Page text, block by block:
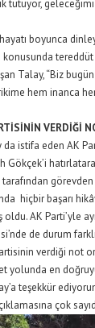
tutuyor,
boyunca
Talay, “Biz
hem inanca
VERDİĞİ
da istifa eden AK
Gökçek’i
görevden
hiçbir başarı
AK Parti’yle
de durum
verdiği not
yolunda en
teşekkür
çok